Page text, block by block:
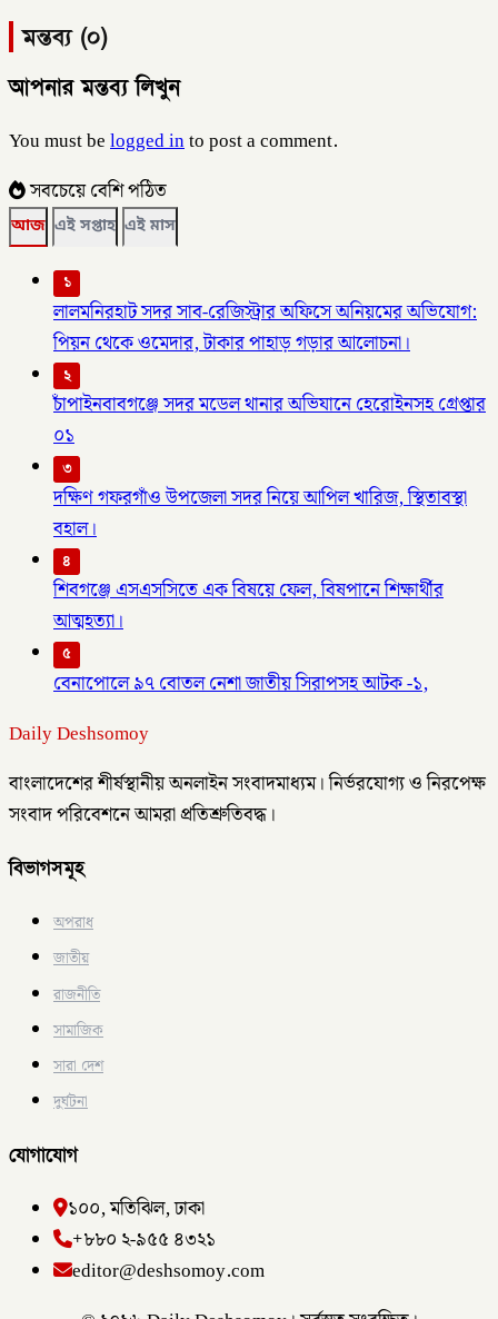
মন্তব্য (০)
আপনার মন্তব্য লিখুন
You must belogged into post a comment.
সবচেয়ে বেশি পঠিত
আজ এই সপ্তাহ এই মাস
১
লালমনিরহাট সদর সাব-রেজিস্ট্রার অফিসে অনিয়মের অভিযোগ:
পিয়ন থেকে ওমেদার, টাকার পাহাড় গড়ার আলোচনা।
২
চাঁপাইনবাবগঞ্জে সদর মডেল থানার অভিযানে হেরোইনসহ গ্রেপ্তার
০১
৩
দক্ষিণ গফরগাঁও উপজেলা সদর নিয়ে আপিল খারিজ, স্থিতাবস্থা
বহাল।
৪
শিবগঞ্জে এসএসসিতে এক বিষয়ে ফেল, বিষপানে শিক্ষার্থীর
আত্মহত্যা।
৫
বেনাপোলে ৯৭ বোতল নেশা জাতীয় সিরাপসহ আটক -১,
Daily Deshsomoy
বাংলাদেশের শীর্ষস্থানীয় অনলাইন সংবাদমাধ্যম। নির্ভরযোগ্য ও নিরপেক্ষ
সংবাদ পরিবেশনে আমরা প্রতিশ্রুতিবদ্ধ।
বিভাগসমূহ
অপরাধ
জাতীয়
রাজনীতি
সামাজিক
সারা দেশ
দুর্ঘটনা
যোগাযোগ
১০০, মতিঝিল, ঢাকা
+৮৮০ ২-৯৫৫ ৪৩২১
editor@deshsomoy.com